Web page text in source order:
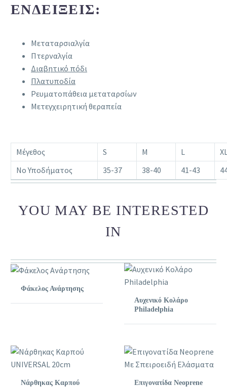
ΕΝΔΕΊΞΕΙΣ:
Μεταταρσιαλγία
Πτερναλγία
Διαβητικό πόδι
Πλατυποδία
Ρευματοπάθεια μεταταρσίων
Μετεγχειρητική θεραπεία
Μέγεθος S M L
Νο Υποδήματος
35-37 38-40 41-43
YOU MAY BE INTERESTED
IN
Φάκελος Ανάρτησης
Αυχενικό Κολάρο
Philadelphia
Νάρθηκας Καρπού
Επιγονατίδα Neoprene